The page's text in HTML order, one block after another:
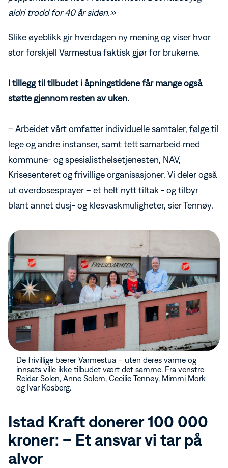
aldri trodd for 40 år siden.»
Slike øyeblikk gir hverdagen ny mening og viser hvor
stor forskjell Varmestua faktisk gjør for brukerne.
I tillegg til tilbudet i åpningstidene får mange også
støtte gjennom resten av uken.
– Arbeidet vårt omfatter individuelle samtaler, følge til
lege og andre instanser, samt tett samarbeid med
kommune- og spesialisthelsetjenesten, NAV,
Krisesenteret og frivillige organisasjoner. Vi deler også
ut overdosesprayer – et helt nytt tiltak - og tilbyr
blant annet dusj- og klesvaskmuligheter, sier Tennøy.
De frivillige bærer Varmestua – uten deres varme og
innsats ville ikke tilbudet vært det samme. Fra venstre
Reidar Solen, Anne Solem, Cecilie Tennøy, Mimmi Mork
og Ivar Kosberg.
Istad Kraft donerer 100 000
kroner: – Et ansvar vi tar på
alvor